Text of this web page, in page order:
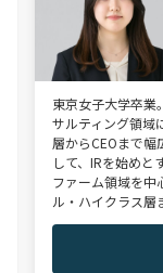
東京女子大学卒業
サルティング領域
層からCEOまで
して、IRを始め
ファーム領域を中
ル・ハイクラス層